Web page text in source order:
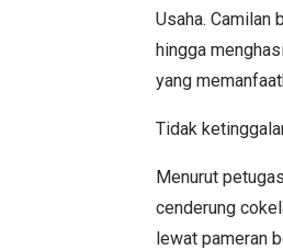
Usaha. Camilan
hingga
yang
Tidak
Menurut
cenderung
lewat pameran